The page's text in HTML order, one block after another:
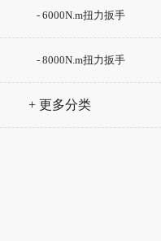
- 6000N.m扭力扳手
- 8000N.m扭力扳手
+ 更多分类